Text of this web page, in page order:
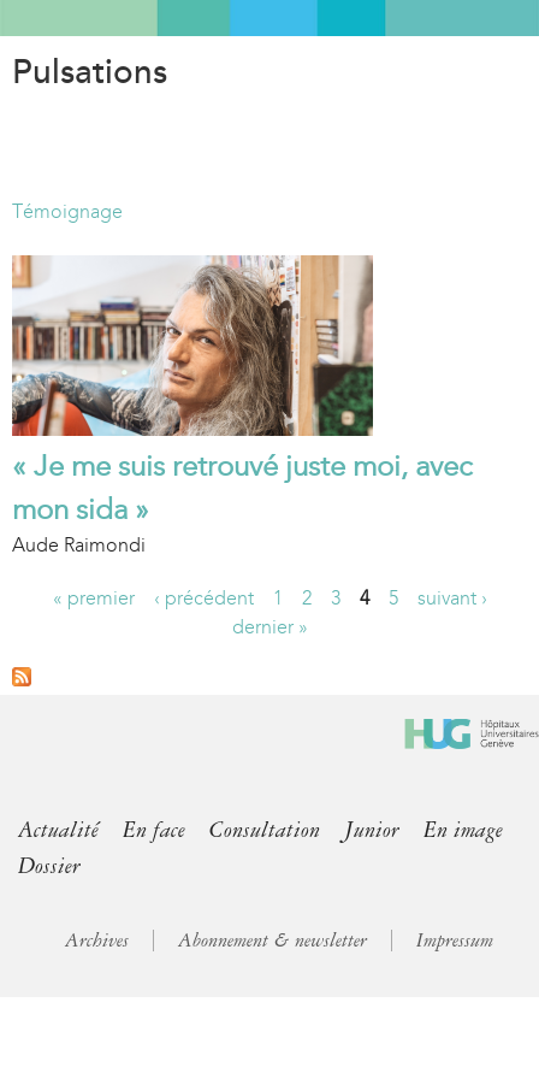
Pulsations
Témoignage
« Je me suis retrouvé juste moi, avec
mon sida »
Aude Raimondi
a
« premier ‹ précédent 1 2 3 4 5
suivant ›
dernier »
Actualité En face Consultation Junior
En image
Dossier
Archives Abonnement & newsletter Impressum